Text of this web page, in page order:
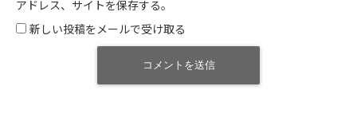
アドレス、サイトを保存する。
新しい投稿をメールで受け取る